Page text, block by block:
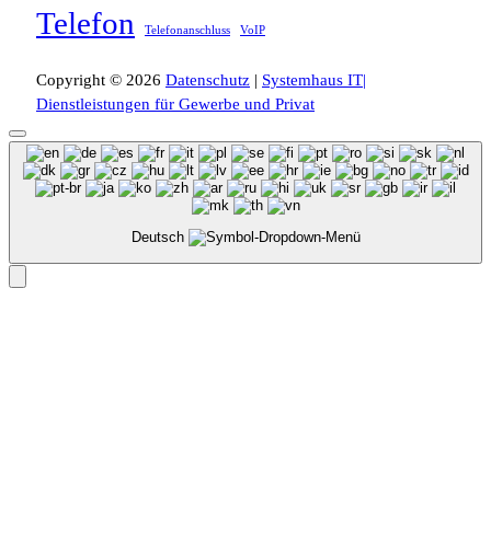
Telefon Telefonanschluss VoIP
Copyright © 2026 Datenschutz | Systemhaus IT|
Dienstleistungen für Gewerbe und Privat
Deutsch